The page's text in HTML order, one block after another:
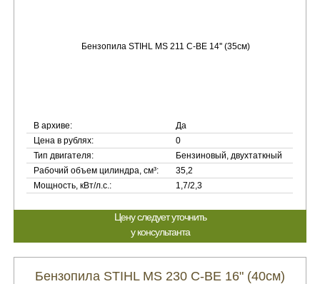
В архиве:
Да
Цена в рублях:
0
Тип двигателя:
Бензиновый, двухтаткный
Рабочий объем цилиндра, см³:
35,2
Мощность, кВт/л.с.:
1,7/2,3
Цену следует уточнить
у консультанта
Бензопила STIHL MS 230 C-BE 16" (40см)